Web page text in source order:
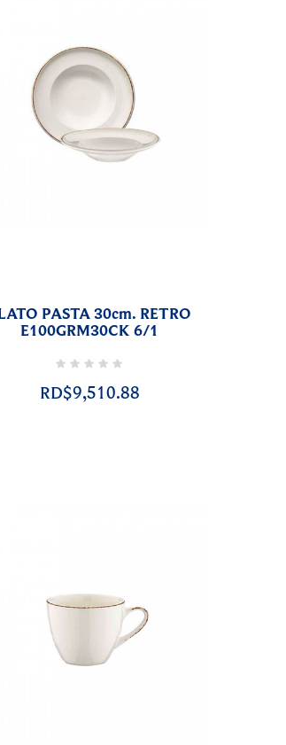
PASTA 30cm. RETRO
E100GRM30CK 6/1
RD$9,510.88